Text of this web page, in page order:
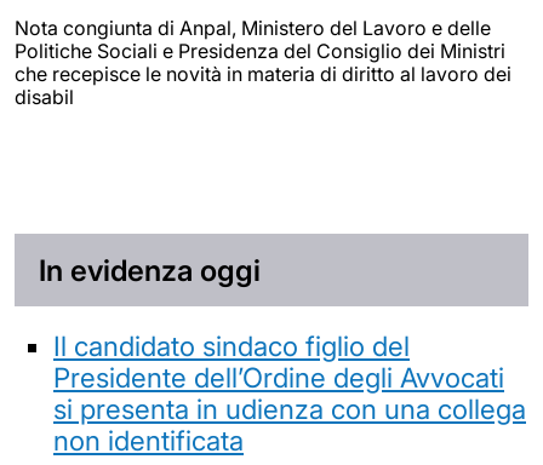
Nota congiunta di Anpal, Ministero del Lavoro e delle
Politiche Sociali e Presidenza del Consiglio dei Ministri
che recepisce le novità in materia di diritto al lavoro dei
disabil
In evidenza oggi
Il candidato sindaco figlio del
Presidente dell’Ordine degli Avvocati
si presenta in udienza con una collega
non identificata